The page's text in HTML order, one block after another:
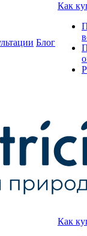
Блог
Как
Как